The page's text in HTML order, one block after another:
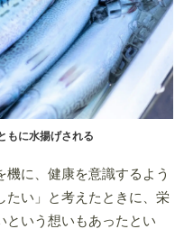
もに水揚げされる
に、健康を意識するよう
たい」と考えたときに、栄
という想いもあったとい